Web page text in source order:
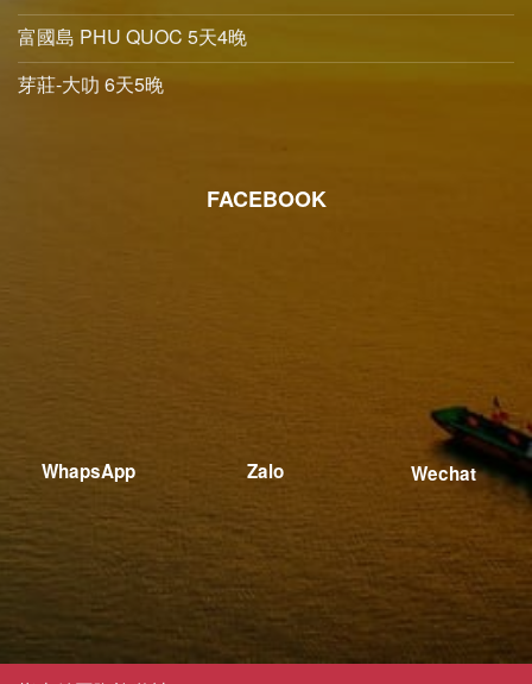
The best hotel booking app in Vietnam
簡介
Compasstourist.com 是一個預訂旅遊服務的網站，例如旅
遊、酒店、機票、觀光門票、演出門票、旅遊汽車、機場接
駁車等。